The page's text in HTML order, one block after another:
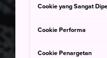
Cookie yang Sangat
Cookie Performa
Cookie Penargetan